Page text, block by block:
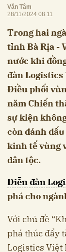
Văn Tâm
28/11/2024 08:11
Trong hai
tỉnh Bà Rịa -
nước khi
đàn Logistics
Điều phối
năm Chiến
sự kiện
còn đánh
kinh tế vùng
dân tộc.
Diễn đàn
phá cho
Với chủ đề
phá thúc đẩy
Logistics Việt